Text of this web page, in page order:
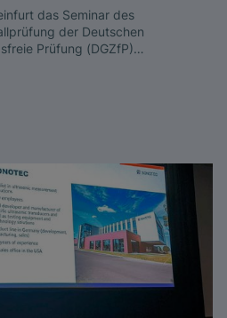
das Seminar des
der Deutschen
Prüfung (DGZfP)…